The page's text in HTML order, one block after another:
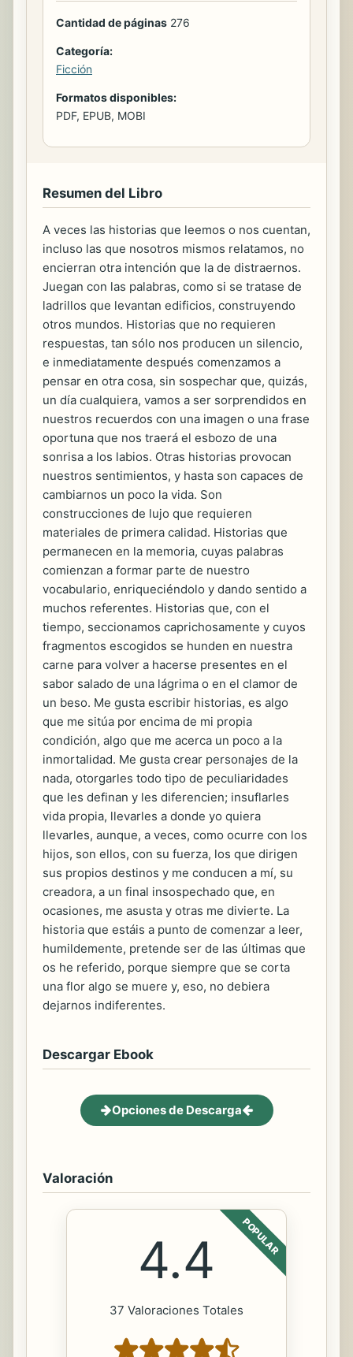
Cantidad de páginas 276
Categoría:
Ficción
Formatos disponibles:
PDF, EPUB, MOBI
Resumen del Libro
A veces las historias que leemos o nos cuentan,
incluso las que nosotros mismos relatamos, no
encierran otra intención que la de distraernos.
Juegan con las palabras, como si se tratase de
ladrillos que levantan edificios, construyendo
otros mundos. Historias que no requieren
respuestas, tan sólo nos producen un silencio,
e inmediatamente después comenzamos a
pensar en otra cosa, sin sospechar que, quizás,
un día cualquiera, vamos a ser sorprendidos en
nuestros recuerdos con una imagen o una frase
oportuna que nos traerá el esbozo de una
sonrisa a los labios. Otras historias provocan
nuestros sentimientos, y hasta son capaces de
cambiarnos un poco la vida. Son
construcciones de lujo que requieren
materiales de primera calidad. Historias que
permanecen en la memoria, cuyas palabras
comienzan a formar parte de nuestro
vocabulario, enriqueciéndolo y dando sentido a
muchos referentes. Historias que, con el
tiempo, seccionamos caprichosamente y cuyos
fragmentos escogidos se hunden en nuestra
carne para volver a hacerse presentes en el
sabor salado de una lágrima o en el clamor de
un beso. Me gusta escribir historias, es algo
que me sitúa por encima de mi propia
condición, algo que me acerca un poco a la
inmortalidad. Me gusta crear personajes de la
nada, otorgarles todo tipo de peculiaridades
que les definan y les diferencien; insuflarles
vida propia, llevarles a donde yo quiera
llevarles, aunque, a veces, como ocurre con los
hijos, son ellos, con su fuerza, los que dirigen
sus propios destinos y me conducen a mí, su
creadora, a un final insospechado que, en
ocasiones, me asusta y otras me divierte. La
historia que estáis a punto de comenzar a leer,
humildemente, pretende ser de las últimas que
os he referido, porque siempre que se corta
una flor algo se muere y, eso, no debiera
dejarnos indiferentes.
Descargar Ebook
Opciones de Descarga
Valoración
POPULAR
4.4
37 Valoraciones Totales